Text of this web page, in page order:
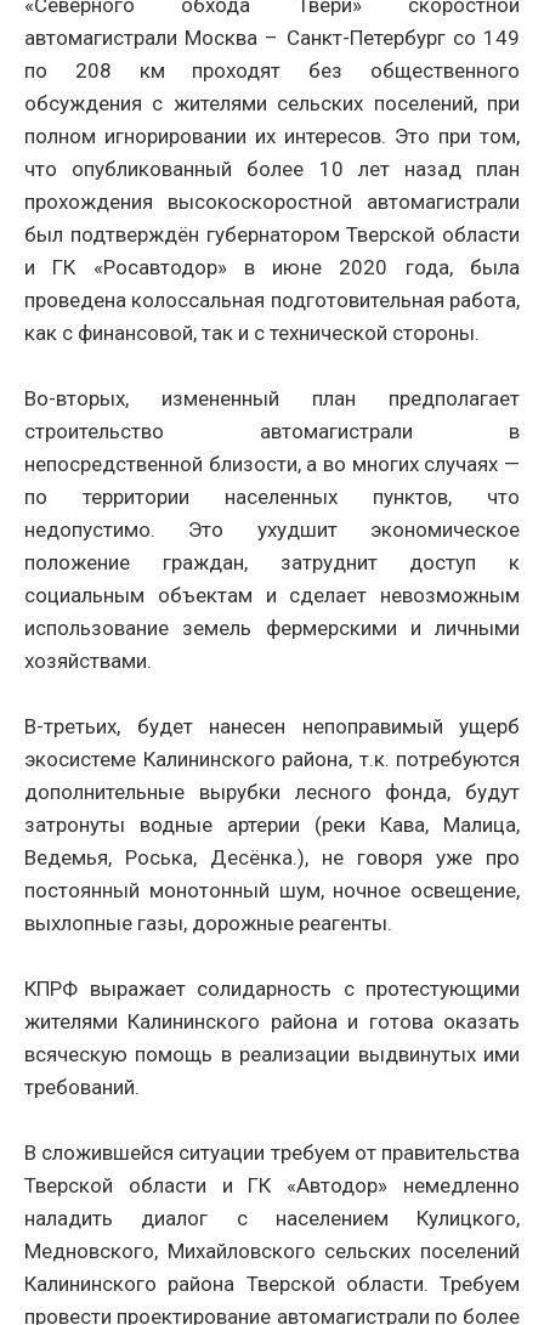
«Северного обхода Твери» скоростной
автомагистрали Москва – Санкт-Петербург со 149
по 208 км проходят без общественного
обсуждения с жителями сельских поселений, при
полном игнорировании их интересов. Это при том,
что опубликованный более 10 лет назад план
прохождения высокоскоростной автомагистрали
был подтверждён губернатором Тверской области
и ГК «Росавтодор» в июне 2020 года, была
проведена колоссальная подготовительная работа,
как с финансовой, так и с технической стороны.
Во-вторых, измененный план предполагает
строительство автомагистрали в
непосредственной близости, а во многих случаях —
по территории населенных пунктов, что
недопустимо. Это ухудшит экономическое
положение граждан, затруднит доступ к
социальным объектам и сделает невозможным
использование земель фермерскими и личными
хозяйствами.
В-третьих, будет нанесен непоправимый ущерб
экосистеме Калининского района, т.к. потребуются
дополнительные вырубки лесного фонда, будут
затронуты водные артерии (реки Кава, Малица,
Ведемья, Роська, Десёнка.), не говоря уже про
постоянный монотонный шум, ночное освещение,
выхлопные газы, дорожные реагенты.
КПРФ выражает солидарность с протестующими
жителями Калининского района и готова оказать
всяческую помощь в реализации выдвинутых ими
требований.
В сложившейся ситуации требуем от правительства
Тверской области и ГК «Автодор» немедленно
наладить диалог с населением Кулицкого,
Медновского, Михайловского сельских поселений
Калининского района Тверской области. Требуем
провести проектирование автомагистрали по более